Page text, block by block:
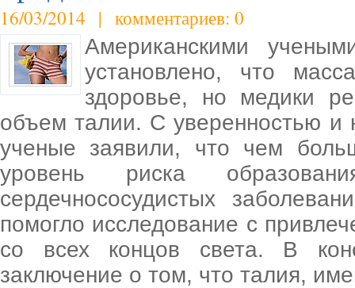
16/03/2014 | комментариев: 0
Американскими
установлено, что
здоровье, но медики
объем талии. С уверенностью и
ученые заявили, что чем
уровень риска
сердечнососудистых
помогло исследование с
со всех концов света. В
заключение о том, что талия,